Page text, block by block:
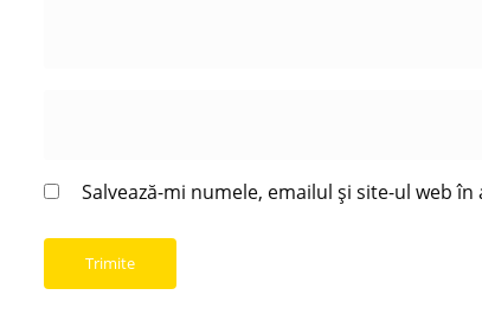
Salvează-mi numele, emailul și site-ul web